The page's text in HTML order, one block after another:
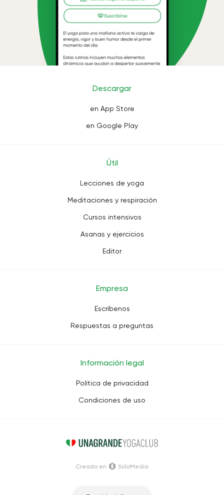
Descargar
en App Store
en Google Play
Útil
Lecciones de yoga
Meditaciones y respiración
Cursos intensivos
Asanas y ejercicios
Editor
Empresa
Escríbenos
Respuestas a preguntas
Información legal
Política de privacidad
Condiciones de uso
Creado en SoloMedia